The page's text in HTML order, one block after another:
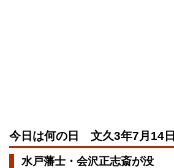
今日は何の日 文久3年7月14日
水戸藩士・会沢正志斎が没